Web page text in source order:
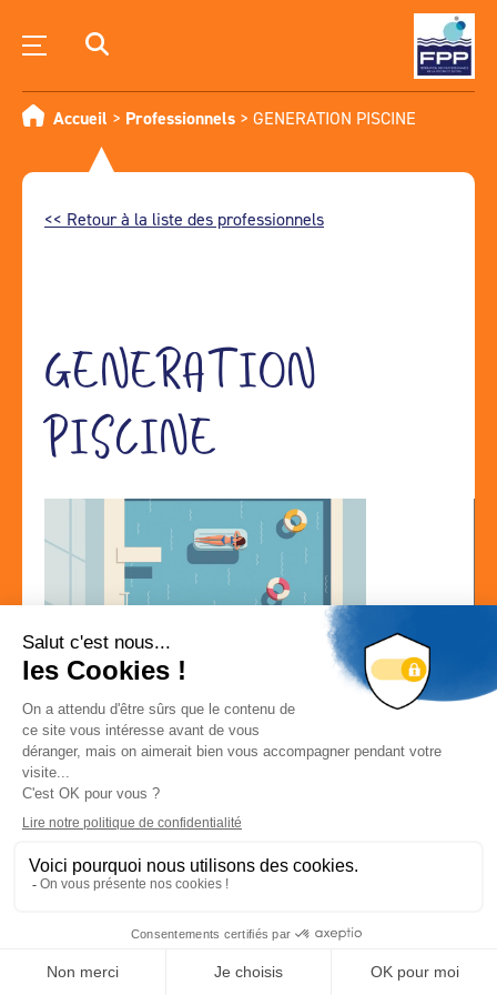
Accueil > Professionnels > GENERATION PISCINE
<< Retour à la liste des professionnels
GENERATION
PISCINE
Localisation
15 avenue Marie Curie 31250 REVEL
Localiser la société
Déconnexion Mon compte